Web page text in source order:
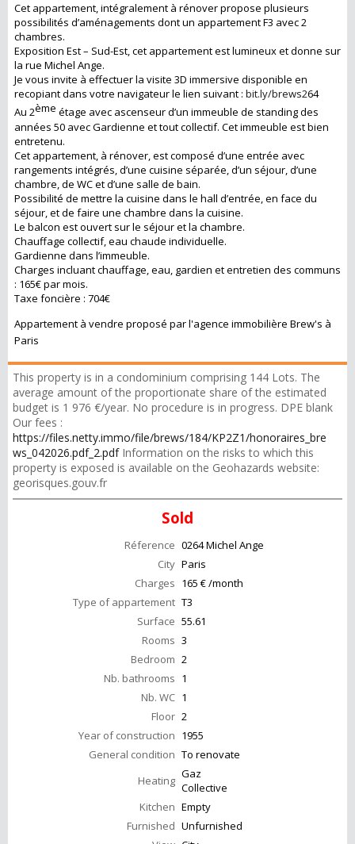
Cet appartement, intégralement à rénover propose plusieurs
possibilités d’aménagements dont un appartement F3 avec 2
chambres.
Exposition Est – Sud-Est, cet appartement est lumineux et donne sur
la rue Michel Ange.
Je vous invite à effectuer la visite 3D immersive disponible en
recopiant dans votre navigateur le lien suivant : bit.ly/brews264
Au 2ème étage avec ascenseur d’un immeuble de standing des
années 50 avec Gardienne et tout collectif. Cet immeuble est bien
entretenu.
Cet appartement, à rénover, est composé d’une entrée avec
rangements intégrés, d’une cuisine séparée, d’un séjour, d’une
chambre, de WC et d’une salle de bain.
Possibilité de mettre la cuisine dans le hall d’entrée, en face du
séjour, et de faire une chambre dans la cuisine.
Le balcon est ouvert sur le séjour et la chambre.
Chauffage collectif, eau chaude individuelle.
Gardienne dans l’immeuble.
Charges incluant chauffage, eau, gardien et entretien des communs
: 165€ par mois.
Taxe foncière : 704€
Appartement à vendre proposé par l'agence immobilière Brew's à
Paris
This property is in a condominium comprising 144 Lots. The
average amount of the proportionate share of the estimated
budget is 1 976 €/year. No procedure is in progress. DPE blank
Our fees :
https://files.netty.immo/file/brews/184/KP2Z1/honoraires_bre
ws_042026.pdf_2.pdfInformation on the risks to which this
property is exposed is available on the Geohazards website:
georisques.gouv.fr
Sold
Réference 0264 Michel Ange
City Paris
Charges 165 € /month
Type of appartement T3
Surface 55.61
Rooms 3
Bedroom 2
Nb. bathrooms 1
Nb. WC 1
Floor 2
Year of construction 1955
General condition To renovate
Heating Gaz
Collective
Kitchen Empty
Furnished Unfurnished